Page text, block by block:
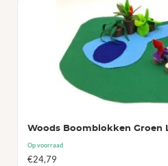
Woods Boomblokken Groen
Op voorraad
€24,79